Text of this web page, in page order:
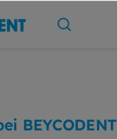
BEYCODENT